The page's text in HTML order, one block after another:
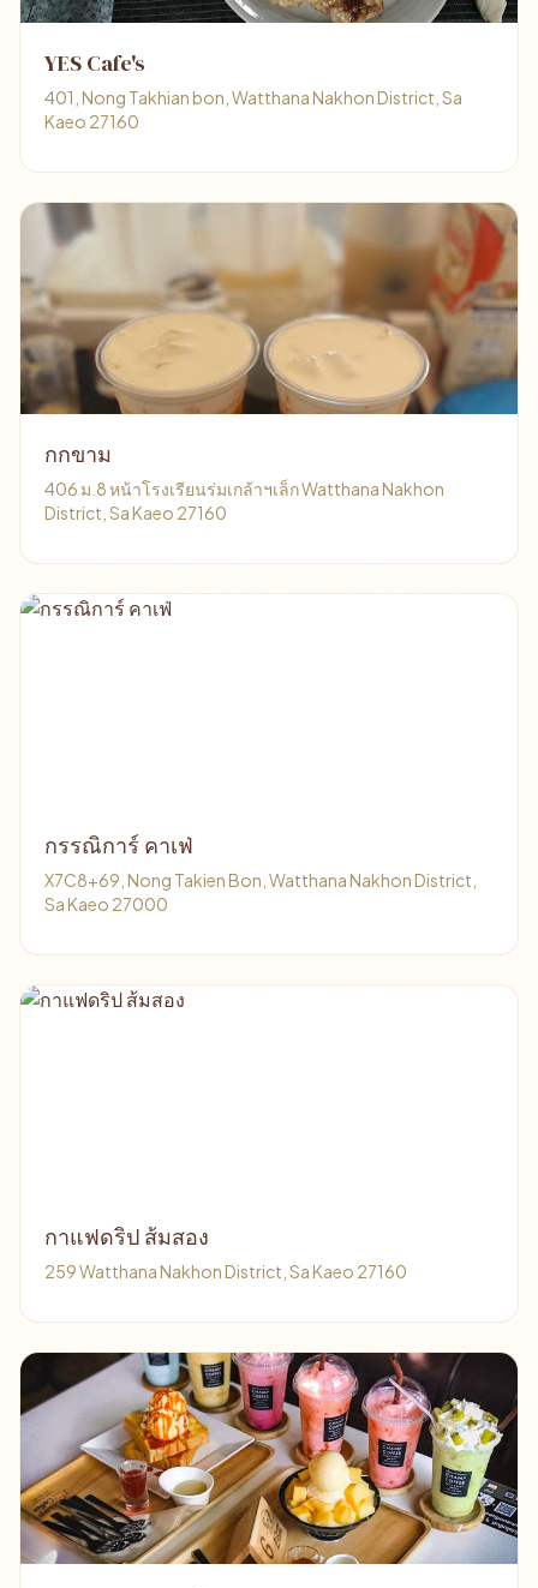
YES Cafe's
401, Nong Takhian bon, Watthana Nakhon District, Sa
Kaeo 27160
กกขาม
406 ม.8 หน้าโรงเรียนร่มเกล้าฯเล็ก Watthana Nakhon
District, Sa Kaeo 27160
กรรณิการ์ คาเฟ่
X7C8+69, Nong Takien Bon, Watthana Nakhon District,
Sa Kaeo 27000
กาแฟดริป ส้มสอง
259 Watthana Nakhon District, Sa Kaeo 27160